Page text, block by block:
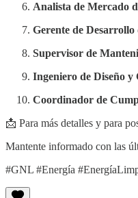
Analista de Mercado
Gerente de
Supervisor de
Ingeniero de Diseño
Coordinador de
📩 Para más detalles y para
Mantente informado con las
#GNL #Energía